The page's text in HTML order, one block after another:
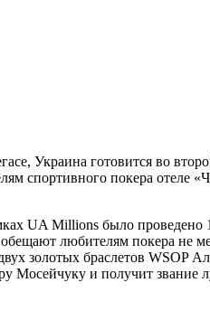
Украина готовится во
спортивного покера отеле
UA Millions было
любителям покера не
золотых браслетов
Мосейчуку и получит звание